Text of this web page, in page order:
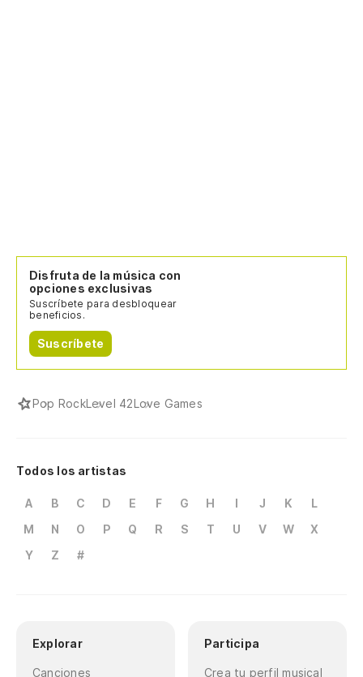
Disfruta de la música con
opciones exclusivas
Suscríbete para desbloquear
beneficios.
Suscríbete
Pop RockLevel 42Love Games
Todos los artistas
A B C D E F G H I J K
L
M
N O P Q R S T U V W
X
Y
Z #
Explorar
Canciones
Participa
Crea tu perfil musical